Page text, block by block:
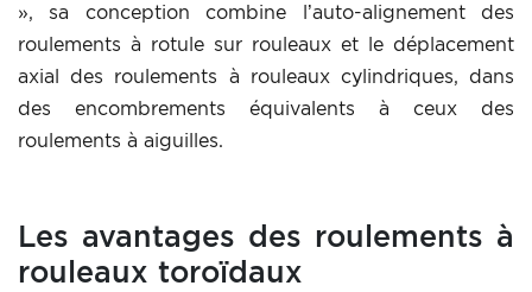
», sa conception combine l’auto-alignement des
roulements à rotule sur rouleaux et le déplacement
axial des roulements à rouleaux cylindriques, dans
des encombrements équivalents à ceux des
roulements à aiguilles.
Les avantages des roulements à
rouleaux toroïdaux